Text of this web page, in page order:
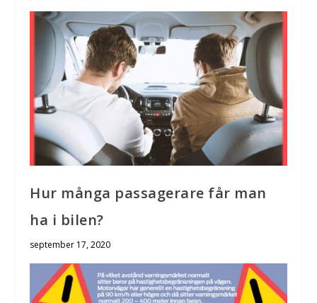
Hur många passagerare får man
ha i bilen?
september 17, 2020